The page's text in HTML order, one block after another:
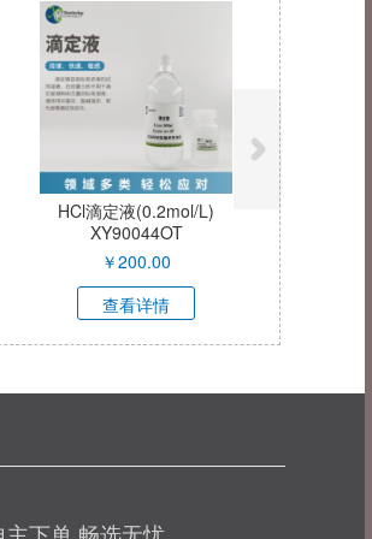
HCl滴定液(0.2mol/L)
XY90044OT
￥200.00
查看详情